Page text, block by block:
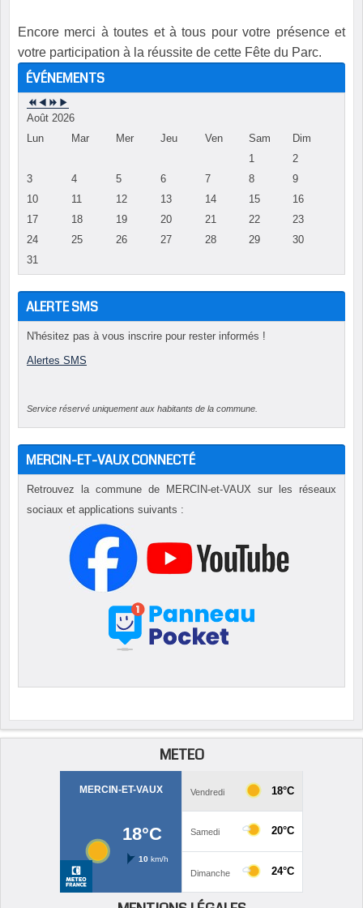
Encore merci à toutes et à tous pour votre présence et
votre participation à la réussite de cette Fête du Parc.
ÉVÉNEMENTS
Août 2026
Lun
Mar Mer Jeu Ven Sam
Dim
1
2
3
4 5 6 7 8
9
10
11 12 13 14 15
16
17
18 19 20 21 22
23
24
25 26 27 28 29
30
31
ALERTE SMS
N'hésitez pas à vous inscrire pour rester informés !
Alertes SMS
Service réservé uniquement aux habitants de la commune.
MERCIN-ET-VAUX CONNECTÉ
Retrouvez la commune de MERCIN-et-VAUX sur les réseaux
sociaux et applications suivants :
METEO